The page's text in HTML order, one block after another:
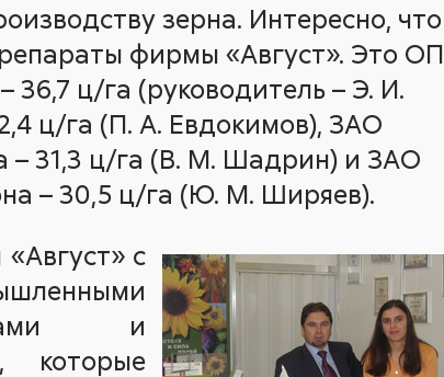
зерна. Интересно, что
фирмы «Август». Это ОП
36,7 ц/га (руководитель – Э. И.
ц/га (П. А. Евдокимов), ЗАО
– 31,3 ц/га (В. М. Шадрин) и ЗАО
– 30,5 ц/га (Ю. М. Ширяев).
с
и
которые